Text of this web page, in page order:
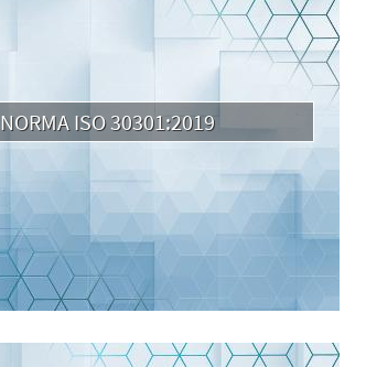
NORMA ISO 30301:2019